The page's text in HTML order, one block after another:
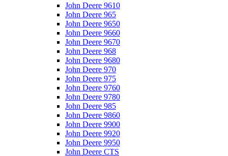
John Deere 9610
John Deere 965
John Deere 9650
John Deere 9660
John Deere 9670
John Deere 968
John Deere 9680
John Deere 970
John Deere 975
John Deere 9760
John Deere 9780
John Deere 985
John Deere 9860
John Deere 9900
John Deere 9920
John Deere 9950
John Deere CTS